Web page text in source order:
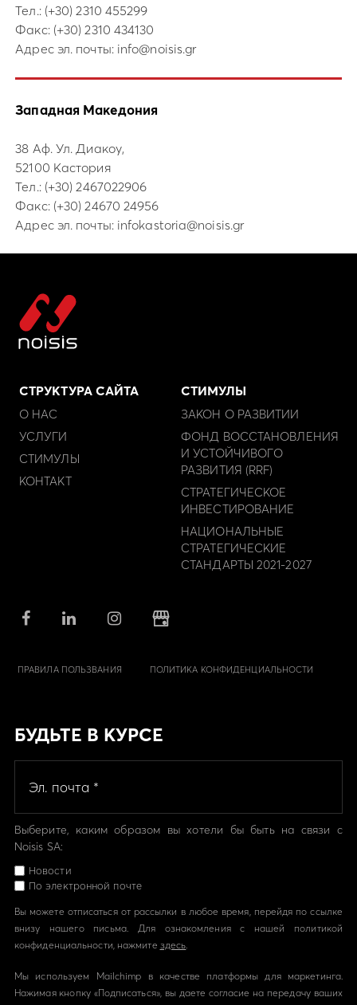
Тел.: (+30) 2310 455299
Факс: (+30) 2310 434130
Адрес эл. почты: info@noisis.gr
Западная Македония
38 Аф. Ул. Диакоу,
52100 Кастория
Тел.: (+30) 2467022906
Факс: (+30) 24670 24956
Адрес эл. почты: infokastoria@noisis.gr
СТРУКТУРА САЙТА
О НАС
УСЛУГИ
СТИМУЛЫ
КОНТАКТ
СТИМУЛЫ
ЗАКОН О РАЗВИТИИ
ФОНД ВОССТАНОВЛЕНИЯ
И УСТОЙЧИВОГО
РАЗВИТИЯ (RRF)
СТРАТЕГИЧЕСКОЕ
ИНВЕСТИРОВАНИЕ
НАЦИОНАЛЬНЫЕ
СТРАТЕГИЧЕСКИЕ
СТАНДАРТЫ 2021-2027
ПРАВИЛА ПОЛЬЗВАНИЯ ПОЛИТИКА КОНФИДЕНЦИАЛЬНОСТИ
БУДЬТЕ В КУРСЕ
Выберите, каким образом вы хотели бы быть на связи с
Noisis SA:
Новости
По электронной почте
Вы можете отписаться от рассылки в любое время, перейдя по ссылке
внизу нашего письма. Для ознакомления с нашей политикой
конфиденциальности, нажмите здесь
Мы используем Mailchimp в качестве платформы для маркетинга.
Нажимая кнопку «Подписаться», вы даете согласие на передачу ваших